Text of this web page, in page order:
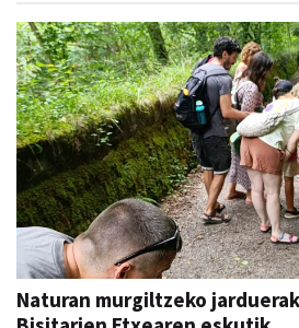
Naturan murgiltzeko